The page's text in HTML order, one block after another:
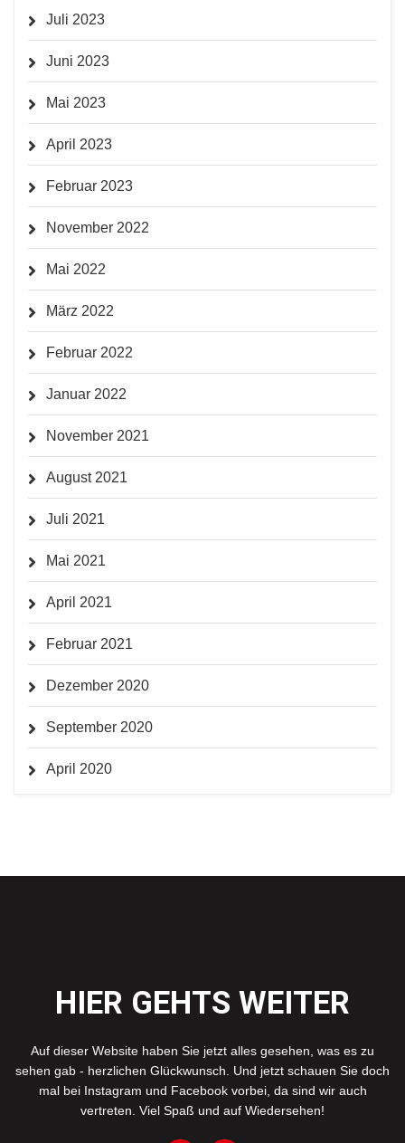
Juli 2023
Juni 2023
Mai 2023
April 2023
Februar 2023
November 2022
Mai 2022
März 2022
Februar 2022
Januar 2022
November 2021
August 2021
Juli 2021
Mai 2021
April 2021
Februar 2021
Dezember 2020
September 2020
April 2020
HIER GEHTS WEITER
Auf dieser Website haben Sie jetzt alles gesehen, was es zu
sehen gab - herzlichen Glückwunsch. Und jetzt schauen Sie doch
mal bei Instagram und Facebook vorbei, da sind wir auch
vertreten. Viel Spaß und auf Wiedersehen!